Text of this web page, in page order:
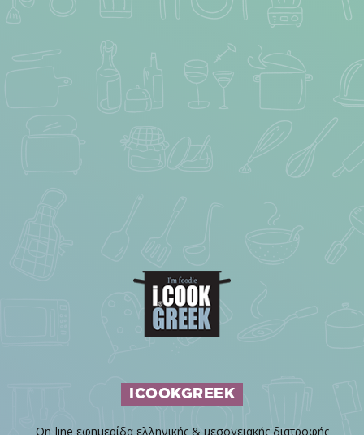
ICOOKGREEK
On-line εφημερίδα ελληνικής & μεσογειακής διατροφής